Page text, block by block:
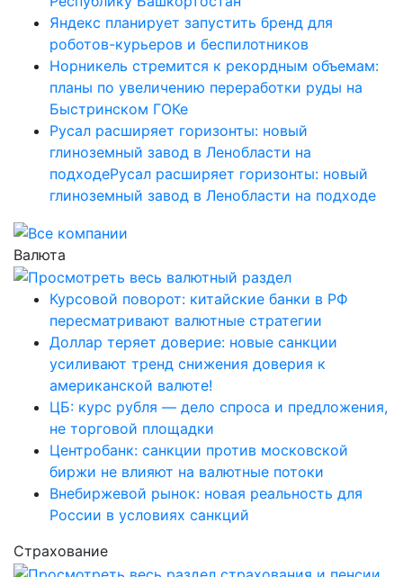
Яндекс планирует запустить бренд для
роботов-курьеров и беспилотников
Норникель стремится к рекордным объемам:
планы по увеличению переработки руды на
Быстринском ГОКе
Русал расширяет горизонты: новый
глиноземный завод в Ленобласти на
подходеРусал расширяет горизонты: новый
глиноземный завод в Ленобласти на подходе
Валюта
Курсовой поворот: китайские банки в РФ
пересматривают валютные стратегии
Доллар теряет доверие: новые санкции
усиливают тренд снижения доверия к
американской валюте!
ЦБ: курс рубля — дело спроса и предложения,
не торговой площадки
Центробанк: санкции против московской
биржи не влияют на валютные потоки
Внебиржевой рынок: новая реальность для
России в условиях санкций
Страхование